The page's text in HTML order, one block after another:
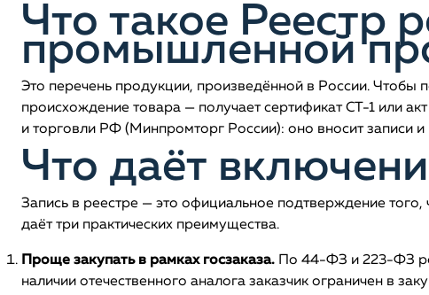
Что такое Реестр
промышленной
Это перечень продукции, произведённой в России. Чтобы
происхождение товара — получает сертификат СТ-1 или
и торговли РФ (Минпромторг России): оно вносит записи
Что даёт
Запись в реестре — это официальное подтверждение того,
даёт три практических преимущества.
Проще закупать в рамках госзаказа. По 44-ФЗ и 223-ФЗ
наличии отечественного аналога заказчик ограничен в